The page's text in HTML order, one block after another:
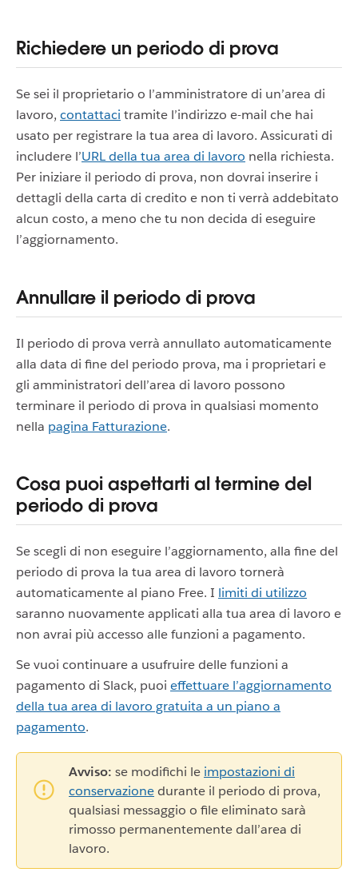
Richiedere un periodo di prova
Se sei il proprietario o l’amministratore di un’area di
lavoro, contattaci tramite l’indirizzo e-mail che hai
usato per registrare la tua area di lavoro. Assicurati di
includere l’URL della tua area di lavoro nella richiesta.
Per iniziare il periodo di prova, non dovrai inserire i
dettagli della carta di credito e non ti verrà addebitato
alcun costo, a meno che tu non decida di eseguire
l’aggiornamento.
Annullare il periodo di prova
Il periodo di prova verrà annullato automaticamente
alla data di fine del periodo prova, ma i proprietari e
gli amministratori dell’area di lavoro possono
terminare il periodo di prova in qualsiasi momento
nella pagina Fatturazione.
Cosa puoi aspettarti al termine del
periodo di prova
Se scegli di non eseguire l’aggiornamento, alla fine del
periodo di prova la tua area di lavoro tornerà
automaticamente al piano Free. I limiti di utilizzo
saranno nuovamente applicati alla tua area di lavoro e
non avrai più accesso alle funzioni a pagamento.
Se vuoi continuare a usufruire delle funzioni a
pagamento di Slack, puoi effettuare l’aggiornamento
della tua area di lavoro gratuita a un piano a
pagamento.
Avviso: se modifichi le impostazioni di
conservazionedurante il periodo di prova,
qualsiasi messaggio o file eliminato sarà
rimosso permanentemente dall’area di
lavoro.